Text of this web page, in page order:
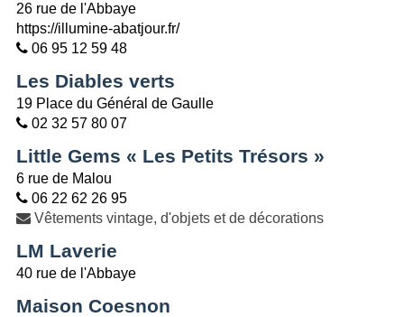
26 rue de l'Abbaye
https://illumine-abatjour.fr/
06 95 12 59 48
Les Diables verts
19 Place du Général de Gaulle
02 32 57 80 07
Little Gems « Les Petits Trésors »
6 rue de Malou
06 22 62 26 95
Vêtements vintage, d'objets et de décorations
LM Laverie
40 rue de l'Abbaye
Maison Coesnon